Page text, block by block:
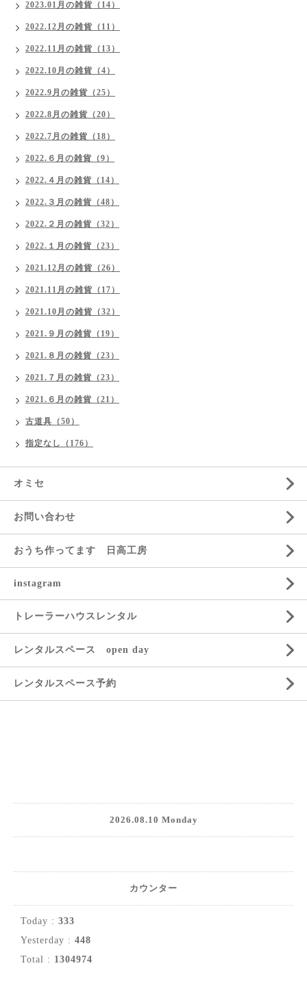
2023.01月の雑貨（14）
2022.12月の雑貨（11）
2022.11月の雑貨（13）
2022.10月の雑貨（4）
2022.9月の雑貨（25）
2022.8月の雑貨（20）
2022.7月の雑貨（18）
2022.６月の雑貨（9）
2022.４月の雑貨（14）
2022.３月の雑貨（48）
2022.２月の雑貨（32）
2022.１月の雑貨（23）
2021.12月の雑貨（26）
2021.11月の雑貨（17）
2021.10月の雑貨（32）
2021.９月の雑貨（19）
2021.８月の雑貨（23）
2021.７月の雑貨（23）
2021.６月の雑貨（21）
古道具（50）
指定なし（176）
オミセ
お問い合わせ
おうち作ってます 日高工房
instagram
トレーラーハウスレンタル
レンタルスペース open day
レンタルスペース予約
2026.08.10 Monday
カウンター
Today : 333
Yesterday : 448
Total : 1304974